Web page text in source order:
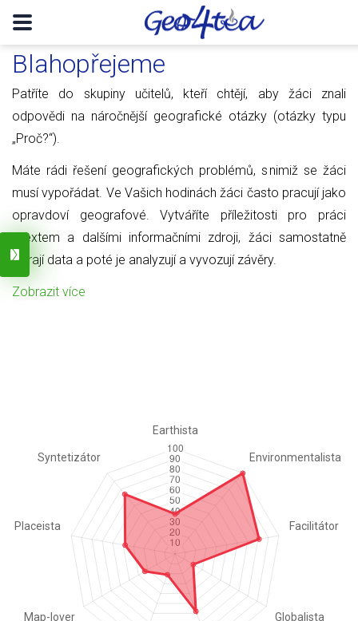
Blahopřejeme
Patříte do skupiny učitelů, kteří chtějí, aby žáci znali
odpovědi na náročnější geografické otázky (otázky typu
„Proč?“).
Máte rádi řešení geografických problémů, s nimiž se žáci
musí vypořádat. Ve Vašich hodinách žáci často pracují jako
opravdoví geografové. Vytváříte příležitosti pro práci
s textem a dalšími informačními zdroji, žáci samostatně
sbírají data a poté je analyzují a vyvozují závěry.
Zobrazit více